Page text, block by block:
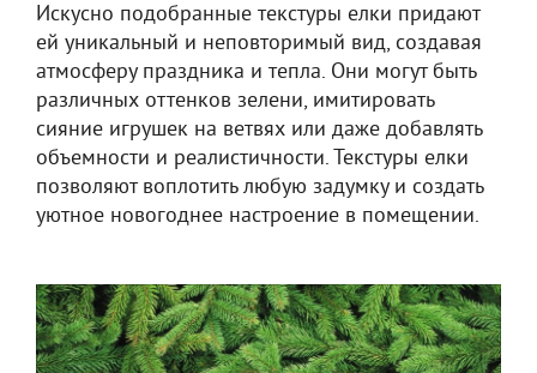
Искусно подобранные текстуры елки придают
ей уникальный и неповторимый вид, создавая
атмосферу праздника и тепла. Они могут быть
различных оттенков зелени, имитировать
сияние игрушек на ветвях или даже добавлять
объемности и реалистичности. Текстуры елки
позволяют воплотить любую задумку и создать
уютное новогоднее настроение в помещении.